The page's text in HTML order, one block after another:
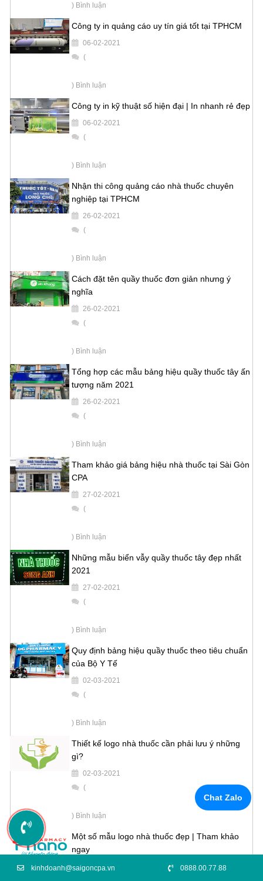
) Bình luận
Công ty in quảng cáo uy tín giá tốt tại TPHCM
06-02-2021
(
) Bình luận
Công ty in kỹ thuật số hiện đại | In nhanh rẻ đẹp
06-02-2021
(
) Bình luận
Nhận thi công quảng cáo nhà thuốc chuyên
nghiệp tại TPHCM
26-02-2021
(
) Bình luận
Cách đặt tên quầy thuốc đơn giản nhưng ý
nghĩa
26-02-2021
(
) Bình luận
Tổng hợp các mẫu bảng hiệu quầy thuốc tây ấn
tượng năm 2021
26-02-2021
(
) Bình luận
Tham khảo giá bảng hiệu nhà thuốc tại Sài Gòn
CPA
27-02-2021
(
) Bình luận
Những mẫu biển vẫy quầy thuốc tây đẹp nhất
2021
27-02-2021
(
) Bình luận
Quy định bảng hiệu quầy thuốc theo tiêu chuẩn
của Bộ Y Tế
02-03-2021
(
) Bình luận
Thiết kế logo nhà thuốc cần phải lưu ý những
gì?
02-03-2021
(
) Bình luận
Một số mẫu logo nhà thuốc đẹp | Tham khảo
ngay
02-03-2021
Chat Zalo
kinhdoanh@saigoncpa.vn 0888.00.77.88